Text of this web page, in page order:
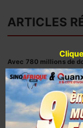
ARTICLES
Avec 780 millions de
2026, Huaxin Gold
Afrique et Asie
Coopération sino-
siège du centre
(YABA) à Guangzhou